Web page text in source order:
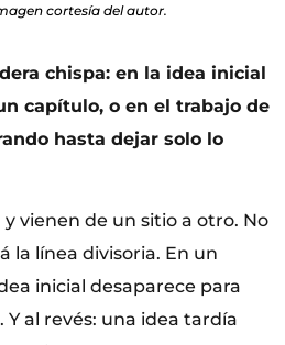
cortesía del autor.
chispa: en la idea inicial
capítulo, o en el trabajo de
hasta dejar solo lo
y vienen de un sitio a otro. No
la línea divisoria. En un
inicial desaparece para
al revés: una idea tardía